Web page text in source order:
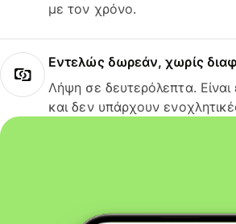
με τον χρόνο.
Εντελώς δωρεάν, χωρίς
Λήψη σε δευτερόλεπτα.
και δεν υπάρχουν